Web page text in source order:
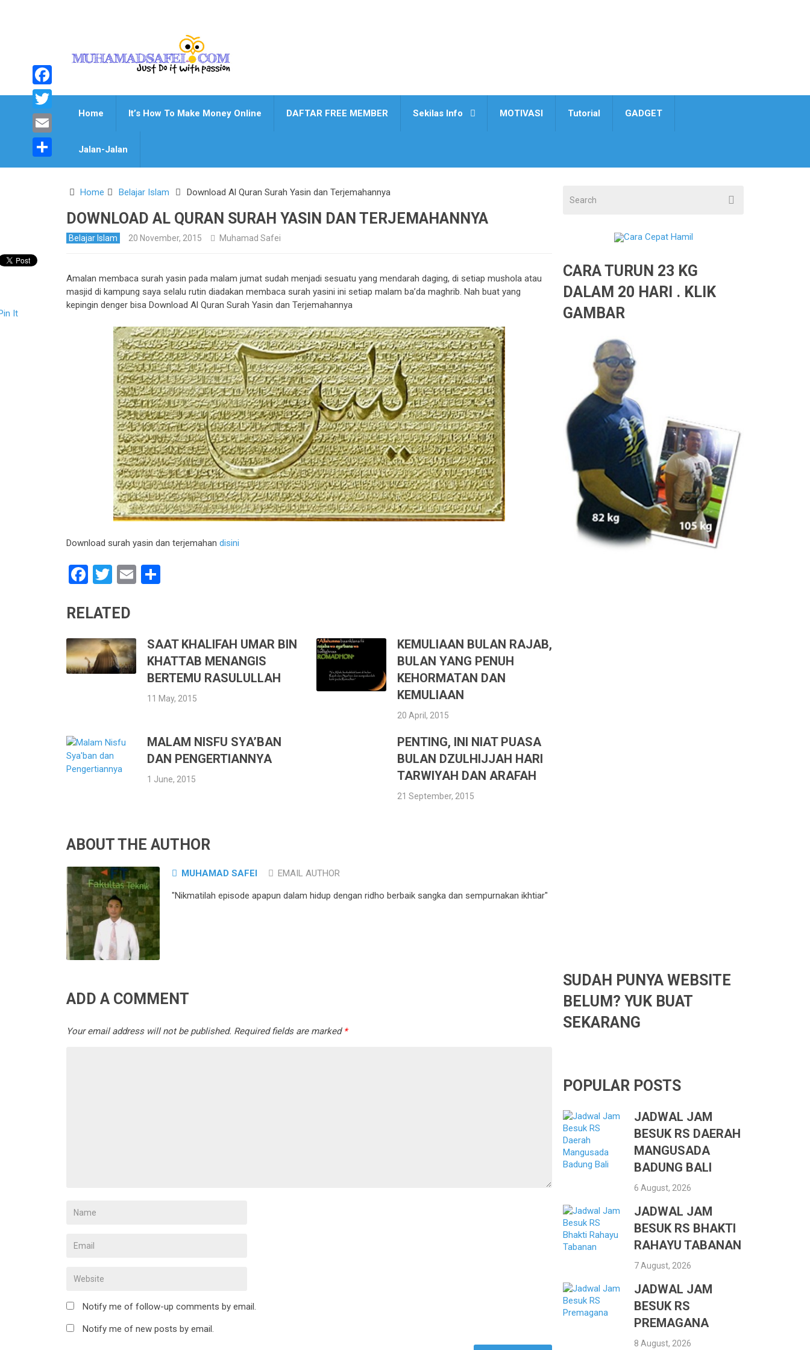
Home It’s How To Make Money Online DAFTAR FREE MEMBER Sekilas Info MOTIVASI Tutorial GADGET
Jalan-Jalan
Home Belajar Islam Download Al Quran Surah Yasin dan Terjemahannya
DOWNLOAD AL QURAN SURAH YASIN DAN TERJEMAHANNYA
Belajar Islam 20 November, 2015 Muhamad Safei
Amalan membaca surah yasin pada malam jumat sudah menjadi sesuatu yang mendarah daging, di setiap mushola atau
masjid di kampung saya selalu rutin diadakan membaca surah yasini ini setiap malam ba’da maghrib. Nah buat yang
kepingin denger bisa Download Al Quran Surah Yasin dan Terjemahannya
Download surah yasin dan terjemahan disini
Facebook
Twitter
Email
It
RELATED
SAAT KHALIFAH UMAR BIN
KHATTAB MENANGIS
BERTEMU RASULULLAH
11 May, 2015
KEMULIAAN BULAN RAJAB,
BULAN YANG PENUH
KEHORMATAN DAN
KEMULIAAN
20 April, 2015
MALAM NISFU SYA’BAN
DAN PENGERTIANNYA
1 June, 2015
PENTING, INI NIAT PUASA
BULAN DZULHIJJAH HARI
TARWIYAH DAN ARAFAH
21 September, 2015
ABOUT THE AUTHOR
MUHAMAD SAFEI EMAIL AUTHOR
"Nikmatilah episode apapun dalam hidup dengan ridho berbaik sangka dan sempurnakan ikhtiar"
ADD A COMMENT
Your email address will not be published. Required fields are marked *
Notify me of follow-up comments by email.
Notify me of new posts by email.
Facebook
Twitter
Email
Share
CARA TURUN 23 KG
DALAM 20 HARI . KLIK
GAMBAR
SUDAH PUNYA WEBSITE
BELUM? YUK BUAT
SEKARANG
POPULAR POSTS
JADWAL JAM
BESUK RS DAERAH
MANGUSADA
BADUNG BALI
6 August, 2026
JADWAL JAM
BESUK RS BHAKTI
RAHAYU TABANAN
7 August, 2026
JADWAL JAM
BESUK RS
PREMAGANA
8 August, 2026